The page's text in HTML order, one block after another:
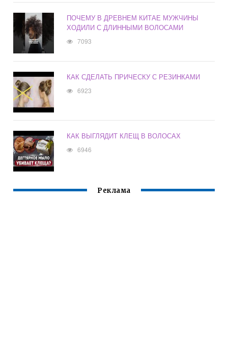
ПОЧЕМУ В ДРЕВНЕМ КИТАЕ МУЖЧИНЫ
ХОДИЛИ С ДЛИННЫМИ ВОЛОСАМИ
7093
КАК СДЕЛАТЬ ПРИЧЕСКУ С РЕЗИНКАМИ
6923
КАК ВЫГЛЯДИТ КЛЕЩ В ВОЛОСАХ
6946
Реклама